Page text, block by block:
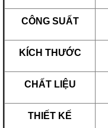
CÔNG SUẤT
KÍCH THƯỚC
CHẤT LIỆU
THIẾT KẾ